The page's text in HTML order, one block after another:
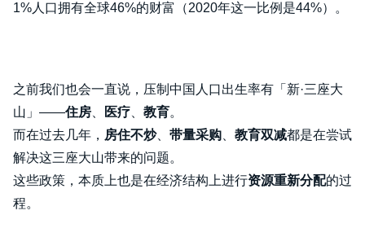
1%人口拥有全球46%的财富（2020年这一比例是44%）。
之前我们也会一直说，压制中国人口出生率有「新·三座大
山」——住房 医疗 教育。
而在过去几年， 房住不炒、 带量采购 教育双减都是在尝试
解决这三座大山带来的问题。
这些政策，本质上也是在经济结构上进行资源重新分配的过
程。